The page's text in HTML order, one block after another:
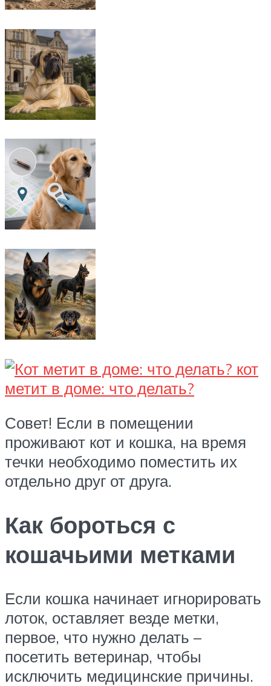
Совет! Если в помещении
проживают кот и кошка, на время
течки необходимо поместить их
отдельно друг от друга.
Как бороться с
кошачьими метками
Если кошка начинает игнорировать
лоток, оставляет везде метки,
первое, что нужно делать –
посетить ветеринар, чтобы
исключить медицинские причины.